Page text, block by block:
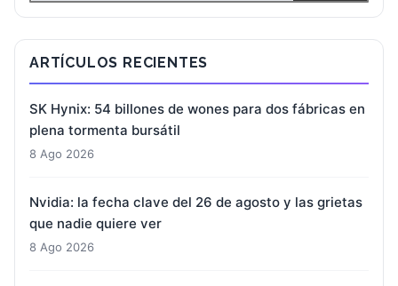
ARTÍCULOS RECIENTES
SK Hynix: 54 billones de wones para dos fábricas en
plena tormenta bursátil
8 Ago 2026
Nvidia: la fecha clave del 26 de agosto y las grietas
que nadie quiere ver
8 Ago 2026